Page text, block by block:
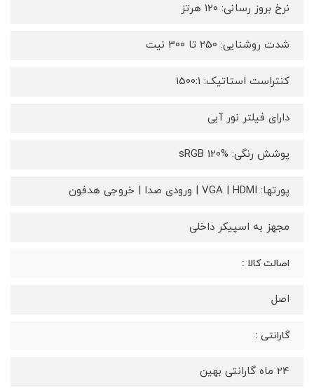
نرخ بروز رسانی: 120 هرتز
شدت روشنایی: 250 تا 300 نیت
کنتراست استاتیک: 1500:1
دارای فیلتر نور آبی
پوشش رنگی: sRGB 120%
پورتها: VGA | HDMI | ورودی صدا | خروجی هدفون
مجهز به اسپیکر داخلی
اصالت کالا :
اصل
گارانتی :
24 ماه گارانتی بهین